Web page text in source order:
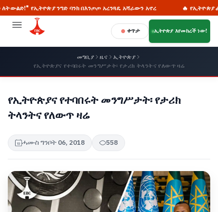
ንግድ ባንክ በእንጦጦ አረንጓዴ አሻራውን አኖረ 🔥 የኢትዮጵያ ፌደራል ፖሊስ
ቀጥታ ኢትዮጵያ እየመከረች ነው!
መግቢያ ዜና
ኢትዮጵያ
የኢትዮጵያና የተባበሩት መንግሥታት፡ የታሪክ ትላንትና የለውጥ ዛሬ
የኢትዮጵያና የተባበሩት መንግሥታት፡ የታሪክ
ትላንትና የለውጥ ዛሬ
ሓሙስ ግንቦት 06, 2018 558